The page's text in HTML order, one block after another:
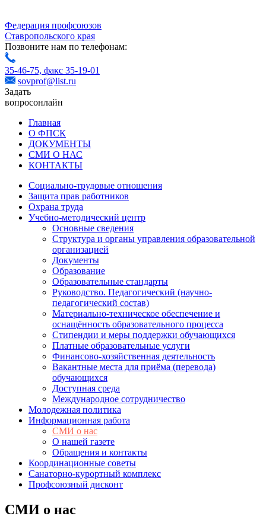
Федерация профсоюзов
Ставропольского края
Позвоните нам по телефонам:
35-46-75, факс 35-19-01
sovprof@list.ru
Задать
вопросонлайн
Главная
О ФПСК
ДОКУМЕНТЫ
СМИ О НАС
КОНТАКТЫ
Социально-трудовые отношения
Защита прав работников
Охрана труда
Учебно-методический центр
Основные сведения
Структура и органы управления образовательной
организацией
Документы
Образование
Образовательные стандарты
Руководство. Педагогический (научно-
педагогический состав)
Материально-техническое обеспечение и
оснащённость образовательного процесса
Стипендии и меры поддержки обучающихся
Платные образовательные услуги
Финансово-хозяйственная деятельность
Вакантные места для приёма (перевода)
обучающихся
Доступная среда
Международное сотрудничество
Молодежная политика
Информационная работа
СМИ о нас
О нашей газете
Обращения и контакты
Координационные советы
Санаторно-курортный комплекс
Профсоюзный дисконт
СМИ о нас